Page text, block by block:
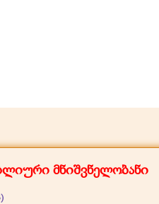
მნიშვნელობანი